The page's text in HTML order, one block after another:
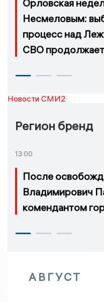
Орловская
Несмеловым:
процесс над
СВО
Новости СМИ2
Регион бренд
13:00
После
Владимирович
комендантом
АВГУСТ